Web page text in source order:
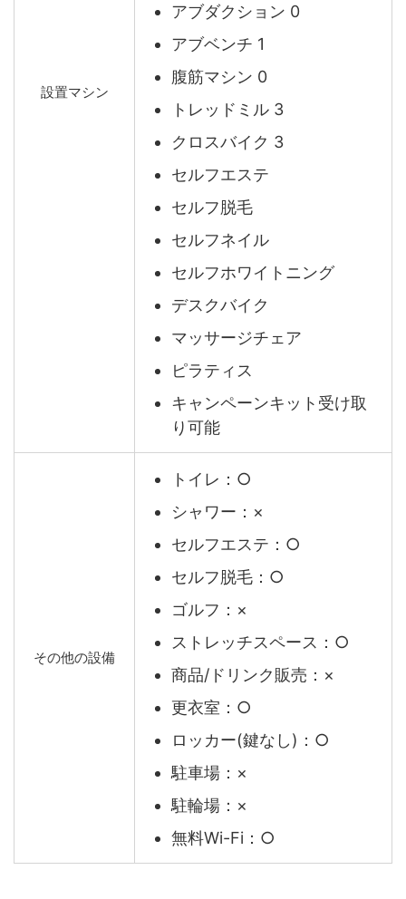
設置マシン
アブダクション 0
アブベンチ 1
腹筋マシン 0
トレッドミル 3
クロスバイク 3
セルフエステ
セルフ脱毛
セルフネイル
セルフホワイトニング
デスクバイク
マッサージチェア
ピラティス
キャンペーンキット受け取
り可能
その他の設備
トイレ：○
シャワー：×
セルフエステ：○
セルフ脱毛：○
ゴルフ：×
ストレッチスペース：○
商品/ドリンク販売：×
更衣室：○
ロッカー(鍵なし)：○
駐車場：×
駐輪場：×
無料Wi-Fi：○